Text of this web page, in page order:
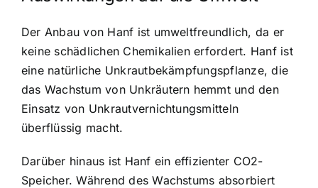
Der Anbau von Hanf ist umweltfreundlich, da er
keine schädlichen Chemikalien erfordert. Hanf ist
eine natürliche Unkrautbekämpfungspflanze, die
das Wachstum von Unkräutern hemmt und den
Einsatz von Unkrautvernichtungsmitteln
überflüssig macht.
Darüber hinaus ist Hanf ein effizienter CO2-
Speicher. Während des Wachstums absorbiert